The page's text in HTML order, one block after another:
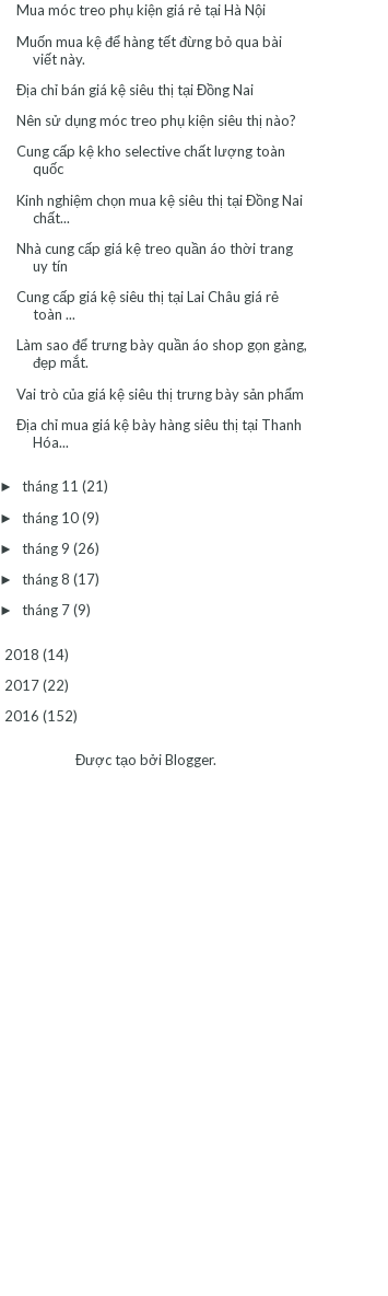
Mua móc treo phụ kiện giá rẻ tại Hà Nội
Muốn mua kệ để hàng tết đừng bỏ qua bài
viết này.
Địa chỉ bán giá kệ siêu thị tại Đồng Nai
Nên sử dụng móc treo phụ kiện siêu thị nào?
Cung cấp kệ kho selective chất lượng toàn
quốc
Kinh nghiệm chọn mua kệ siêu thị tại Đồng Nai
chất...
Nhà cung cấp giá kệ treo quần áo thời trang
uy tín
Cung cấp giá kệ siêu thị tại Lai Châu giá rẻ
toàn ...
Làm sao để trưng bày quần áo shop gọn gàng,
đẹp mắt.
Vai trò của giá kệ siêu thị trưng bày sản phẩm
Địa chỉ mua giá kệ bày hàng siêu thị tại Thanh
Hóa...
► tháng 11 (21)
► tháng 10(9)
► tháng 9 (26)
► tháng 8 (17)
► tháng 7(9)
2018 (14)
2017(22)
2016 (152)
Được tạo bởiBlogger.